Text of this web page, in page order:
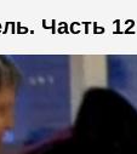
Часть 12